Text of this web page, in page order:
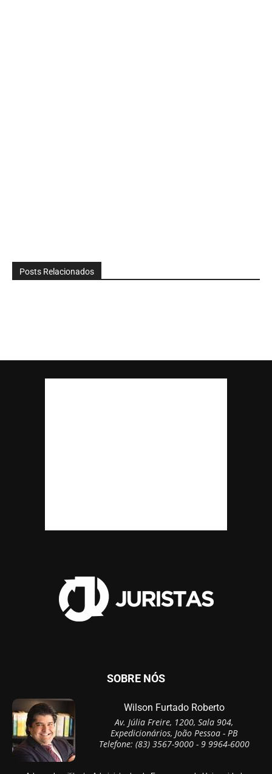
Posts Relacionados
SOBRE NÓS
Wilson Furtado Roberto
Av. Júlia Freire, 1200, Sala 904,
Expedicionários, João Pessoa - PB
Telefone: (83) 3567-9000 - 9 9964-6000